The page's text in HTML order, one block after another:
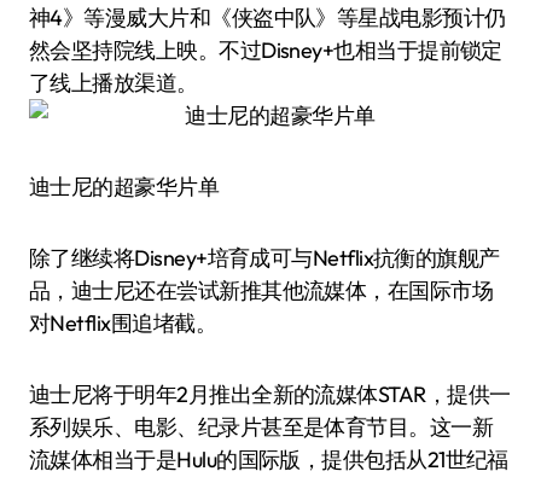
神4》等漫威大片和《侠盗中队》等星战电影预计仍
然会坚持院线上映。不过Disney+也相当于提前锁定
了线上播放渠道。
迪士尼的超豪华片单
除了继续将Disney+培育成可与Netflix抗衡的旗舰产
品，迪士尼还在尝试新推其他流媒体，在国际市场
对Netflix围追堵截。
迪士尼将于明年2月推出全新的流媒体STAR，提供一
系列娱乐、电影、纪录片甚至是体育节目。这一新
流媒体相当于是Hulu的国际版，提供包括从21世纪福